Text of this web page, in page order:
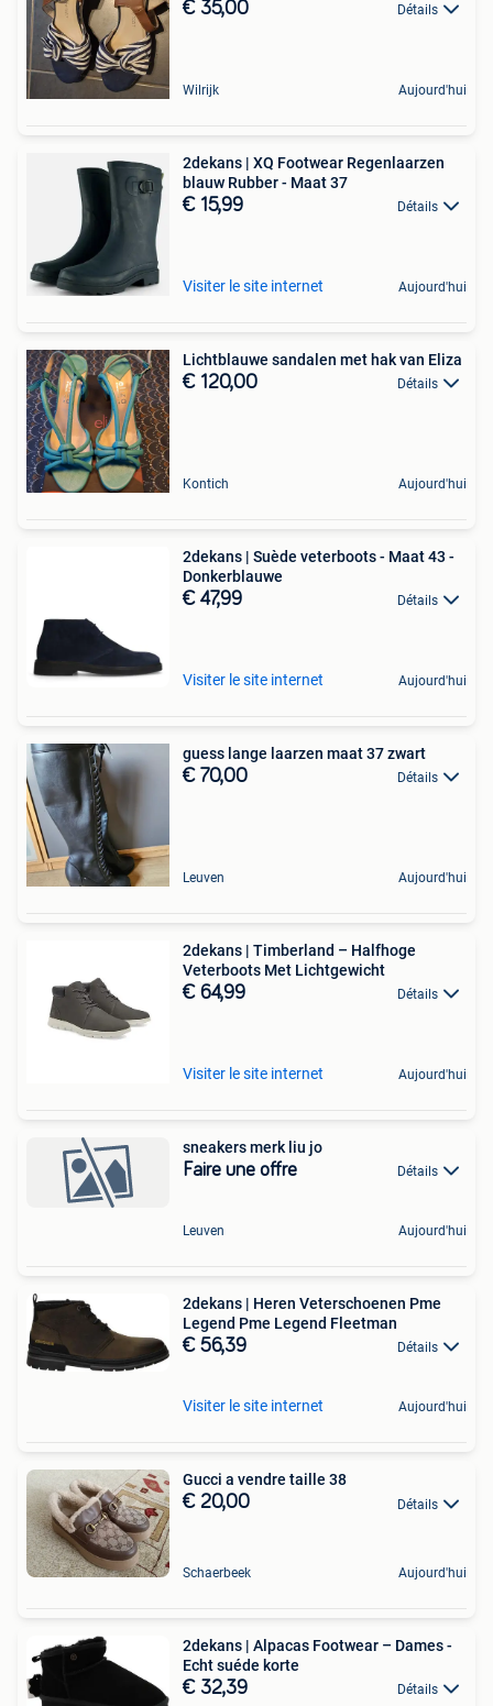
€ 35,00 Détails
Wilrijk Aujourd'hui
2dekans | XQ Footwear Regenlaarzen
blauw Rubber - Maat 37
€ 15,99 Détails
Visiter le site internet Aujourd'hui
Lichtblauwe sandalen met hak van Eliza
€ 120,00 Détails
Kontich Aujourd'hui
2dekans | Suède veterboots - Maat 43 -
Donkerblauwe
€ 47,99 Détails
Visiter le site internet Aujourd'hui
guess lange laarzen maat 37 zwart
€ 70,00 Détails
Leuven Aujourd'hui
2dekans | Timberland – Halfhoge
Veterboots Met Lichtgewicht
€ 64,99 Détails
Visiter le site internet Aujourd'hui
sneakers merk liu jo
Faire une offre Détails
Leuven Aujourd'hui
2dekans | Heren Veterschoenen Pme
Legend Pme Legend Fleetman
€ 56,39 Détails
Visiter le site internet Aujourd'hui
Gucci a vendre taille 38
€ 20,00 Détails
Schaerbeek Aujourd'hui
2dekans | Alpacas Footwear – Dames -
Echt suéde korte
€ 32,39 Détails